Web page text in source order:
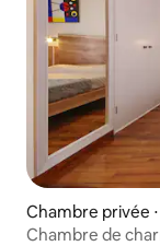
Chambre privée
Chambre de